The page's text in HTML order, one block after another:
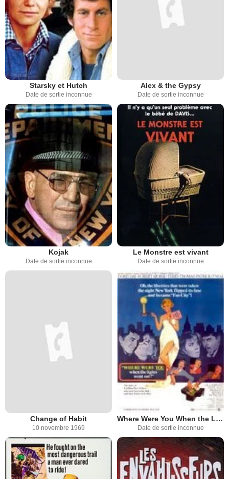
Starsky et Hutch
Date de sortie inconnue
Alex & the Gypsy
Date de sortie inconnue
Kojak
Date de sortie inconnue
Le Monstre est vivant
Date de sortie inconnue
Change of Habit
10 novembre 1969
Where Were You When the Lights Went Out?
Date de sortie inconnue